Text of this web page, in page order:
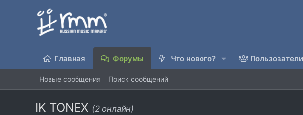
Главная Форумы Что нового? Пользователи
Новые сообщения Поиск сообщений
IK TONEX (2 онлайн)